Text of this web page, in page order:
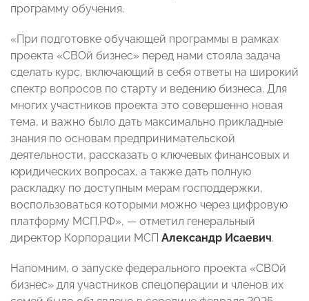
программу обучения.
«При подготовке обучающей программы в рамках
проекта «СВОй бизнес» перед нами стояла задача
сделать курс, включающий в себя ответы на широкий
спектр вопросов по старту и ведению бизнеса. Для
многих участников проекта это совершенно новая
тема, и важно было дать максимально прикладные
знания по основам предпринимательской
деятельности, рассказать о ключевых финансовых и
юридических вопросах, а также дать полную
раскладку по доступным мерам господдержки,
воспользоваться которыми можно через цифровую
платформу МСП.РФ», — отметил генеральный
директор Корпорации МСП Александр Исаевич.
Напомним, о запуске федерального проекта «СВОй
бизнес» для участников спецоперации и членов их